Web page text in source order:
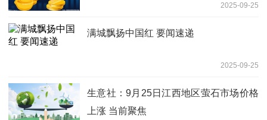
2025-09-25
满城飘扬中国红 要闻速递
2025-09-25
生意社：9月25日江西地区萤石市场价格
上涨 当前聚焦